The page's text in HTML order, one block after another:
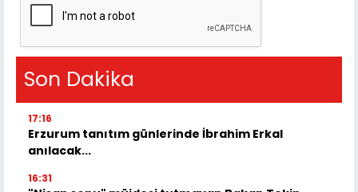
Son Dakika
17:16
Erzurum tanıtım günlerinde İbrahim Erkal
anılacak...
16:31